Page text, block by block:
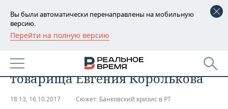
Вы были автоматически перенаправлены на мобильную
версию.
Перейти на полную версию
РЕГИОНЫ
БАШКОРТОСТАН
ТАТАРСТАН
НОВОСТИ
АНАЛИТИКА
признали банкротом и
товарища Евгения Королькова
18:13, 16.10.2017 Сюжет: Банковский кризис в РТ